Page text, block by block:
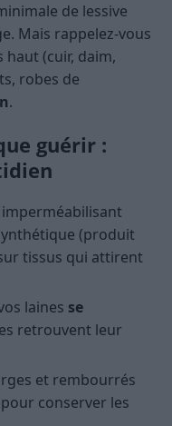
de lessive
Mais rappelez-vous
haut (cuir, daim,
robes de
.
guérir :
imperméabilisant
(produit
tissus qui attirent
laines se
retrouvent leur
et rembourrés
conserver les